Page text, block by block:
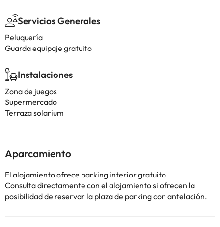
Servicios Generales
Peluquería
Guarda equipaje gratuito
Instalaciones
Zona de juegos
Supermercado
Terraza solarium
Aparcamiento
El alojamiento ofrece parking interior gratuito
Consulta directamente con el alojamiento si ofrecen la
posibilidad de reservar la plaza de parking con antelación.